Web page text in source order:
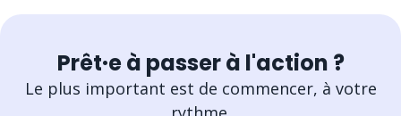
Prêt·e à passer à l'action ?
Le plus important est de commencer, à votre